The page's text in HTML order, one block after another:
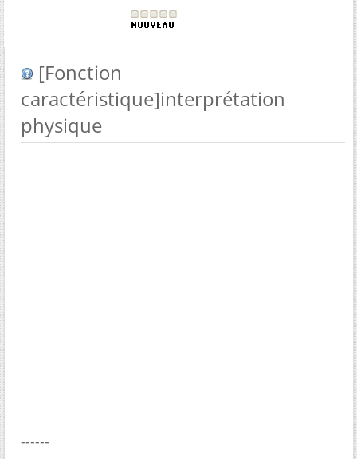
[Fonction
caractéristique]interprétation
physique
------